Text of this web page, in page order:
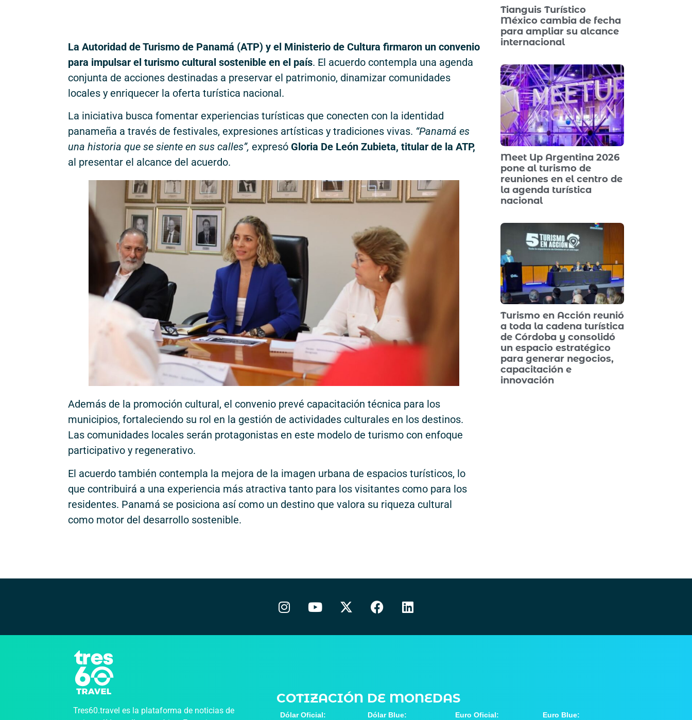
La Autoridad de Turismo de Panamá (ATP) y el Ministerio de Cultura firmaron un convenio
para impulsar el turismo cultural sostenible en el país. El acuerdo contempla una agenda
conjunta de acciones destinadas a preservar el patrimonio, dinamizar comunidades
locales y enriquecer la oferta turística nacional.
La iniciativa busca fomentar experiencias turísticas que conecten con la identidad
panameña a través de festivales, expresiones artísticas y tradiciones vivas. “Panamá es
una historia que se siente en sus calles”, expresó Gloria De León Zubieta, titular de la ATP,
al presentar el alcance del acuerdo.
Además de la promoción cultural, el convenio prevé capacitación técnica para los
municipios, fortaleciendo su rol en la gestión de actividades culturales en los destinos.
Las comunidades locales serán protagonistas en este modelo de turismo con enfoque
participativo y regenerativo.
El acuerdo también contempla la mejora de la imagen urbana de espacios turísticos, lo
que contribuirá a una experiencia más atractiva tanto para los visitantes como para los
residentes. Panamá se posiciona así como un destino que valora su riqueza cultural
como motor del desarrollo sostenible.
Tianguis Turístico
México cambia de fecha
para ampliar su alcance
internacional
Meet Up Argentina 2026
pone al turismo de
reuniones en el centro de
la agenda turística
nacional
Turismo en Acción reunió
a toda la cadena turística
de Córdoba y consolidó
un espacio estratégico
para generar negocios,
capacitación e
innovación
Tres60.travel es la plataforma de noticias de
COTIZACIÓN DE MONEDAS
Dólar Oficial: Dólar Blue: Euro Oficial: Euro Blue: